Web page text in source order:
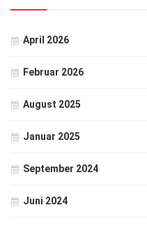
April 2026
Februar 2026
August 2025
Januar 2025
September 2024
Juni 2024